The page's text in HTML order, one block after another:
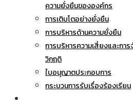
ความยั่งยืนขององค์กร
การเติบโตอย่างยั่งยืน
การบริหารด้านความยั่งยืน
การบริหารความเสี่ยงและการ
วิกฤติ
ใบอนุญาตประกอบการ
กระบวนการรับเรื่องร้องเรียน